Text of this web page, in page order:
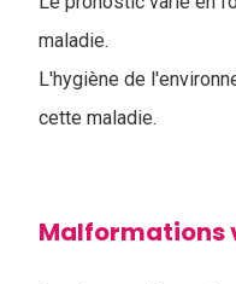
maladie.
L'hygiène de
cette maladie.
Malformations